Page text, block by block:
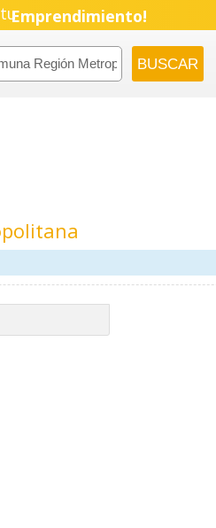
Pyme!
Emprendimiento!